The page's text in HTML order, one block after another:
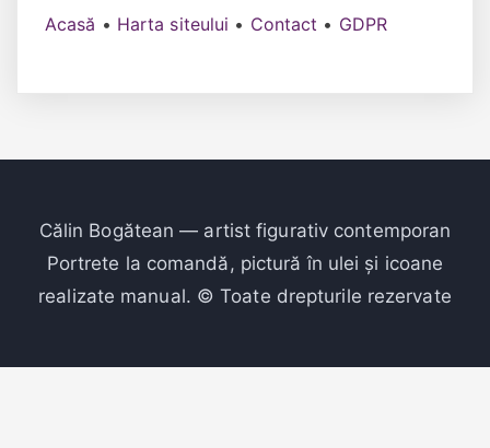
Acasă • Harta siteului • Contact • GDPR
Călin Bogătean — artist figurativ contemporan
Portrete la comandă, pictură în ulei și icoane
realizate manual. © Toate drepturile rezervate